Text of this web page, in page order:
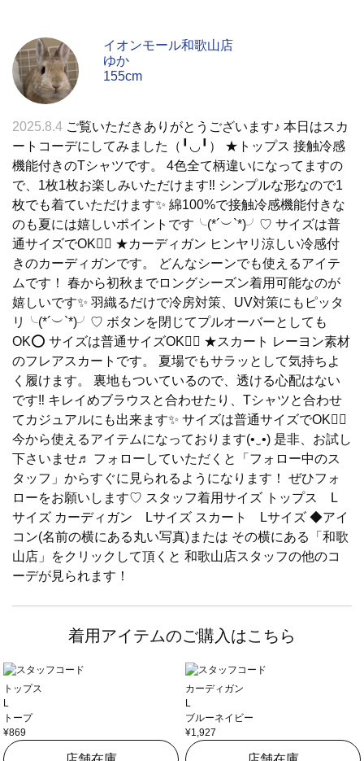
イオンモール和歌山店
ゆか
155cm
2025.8.4 ご覧いただきありがとうございます♪ 本日はスカ
ートコーデにしてみました（╹◡╹） ★トップス 接触冷感
機能付きのTシャツです。 4色全て柄違いになってますの
で、1枚1枚お楽しみいただけます‼️ シンプルな形なので1
枚でも着ていただけます✨ 綿100%で接触冷感機能付きな
のも夏には嬉しいポイントです╰(*´︶`*)╯♡ サイズは普
通サイズでOK🙆‍♀️ ★カーディガン ヒンヤリ涼しい冷感付
きのカーディガンです。 どんなシーンでも使えるアイテ
ムです！ 春から初秋までロングシーズン着用可能なのが
嬉しいです✨ 羽織るだけで冷房対策、UV対策にもピッタ
リ╰(*´︶`*)╯♡ ボタンを閉じてプルオーバーとしても
OK⭕️ サイズは普通サイズOK🙆‍♀️ ★スカート レーヨン素材
のフレアスカートです。 夏場でもサラッとして気持ちよ
く履けます。 裏地もついているので、透ける心配はない
です‼️ キレイめブラウスと合わせたり、Tシャツと合わせ
てカジュアルにも出来ます✨ サイズは普通サイズでOK🙆‍♀️
今から使えるアイテムになっております(•‿•) 是非、お試し
下さいませ♬ フォローしていただくと「フォロー中のス
タッフ」からすぐに見られるようになります！ ぜひフォ
ローをお願いします♡ スタッフ着用サイズ トップス L
サイズ カーディガン Lサイズ スカート Lサイズ ◆アイ
コン(名前の横にある丸い写真)または その横にある「和歌
山店」をクリックして頂くと 和歌山店スタッフの他のコ
ーデが見られます！
着用アイテムのご購入はこちら
トップス
L
トープ
¥869
カーディガン
L
ブルーネイビー
¥1,927